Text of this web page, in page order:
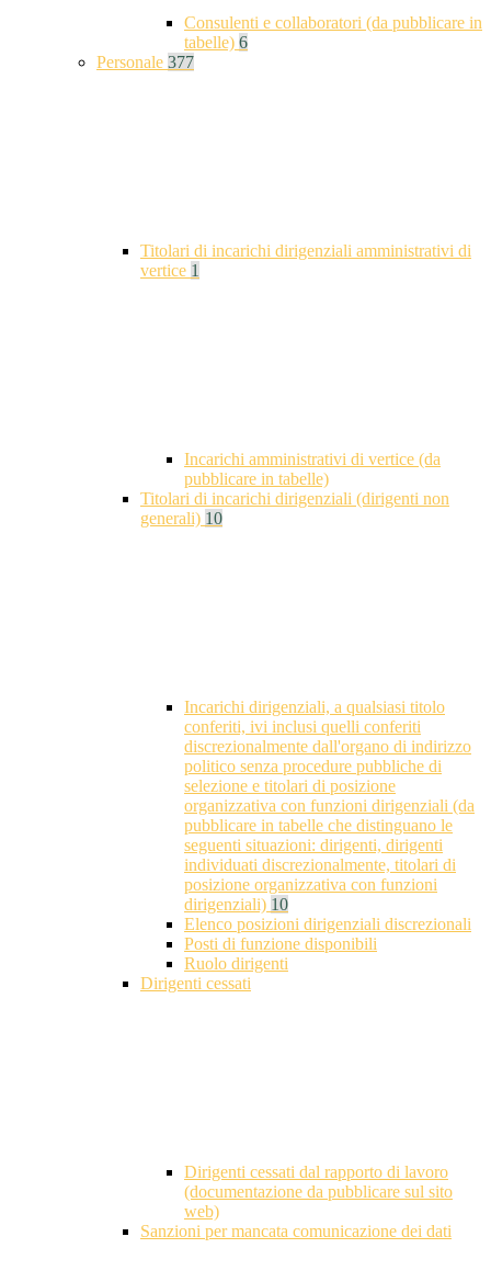
Consulenti e collaboratori (da pubblicare in
tabelle) 6
Personale 377
Titolari di incarichi dirigenziali amministrativi di
vertice 1
Incarichi amministrativi di vertice (da
pubblicare in tabelle)
Titolari di incarichi dirigenziali (dirigenti non
generali) 10
Incarichi dirigenziali, a qualsiasi titolo
conferiti, ivi inclusi quelli conferiti
discrezionalmente dall'organo di indirizzo
politico senza procedure pubbliche di
selezione e titolari di posizione
organizzativa con funzioni dirigenziali (da
pubblicare in tabelle che distinguano le
seguenti situazioni: dirigenti, dirigenti
individuati discrezionalmente, titolari di
posizione organizzativa con funzioni
dirigenziali) 10
Elenco posizioni dirigenziali discrezionali
Posti di funzione disponibili
Ruolo dirigenti
Dirigenti cessati
Dirigenti cessati dal rapporto di lavoro
(documentazione da pubblicare sul sito
web)
Sanzioni per mancata comunicazione dei dati